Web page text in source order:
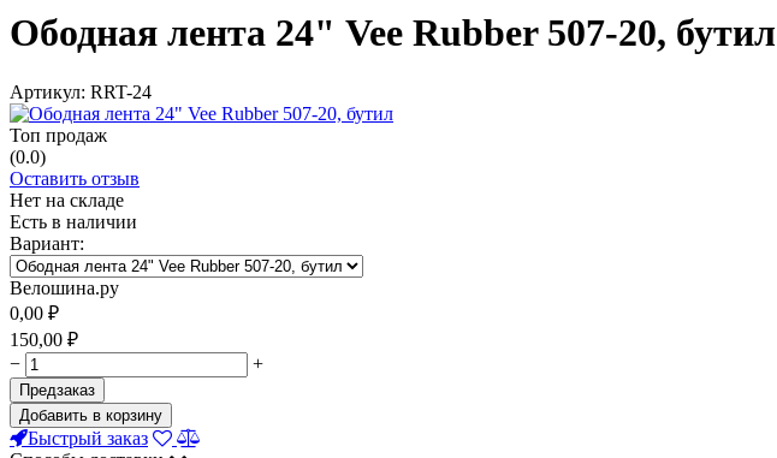
Ободная лента 24" Vee Rubber 507-20, бутил
Артикул: RRT-24
Топ продаж
(0.0)
Оставить отзыв
Нет на складе
Есть в наличии
Вариант:
Велошина.ру
0,00 ₽
150,00 ₽
−
+
Предзаказ
Добавить в корзину
Быстрый заказ